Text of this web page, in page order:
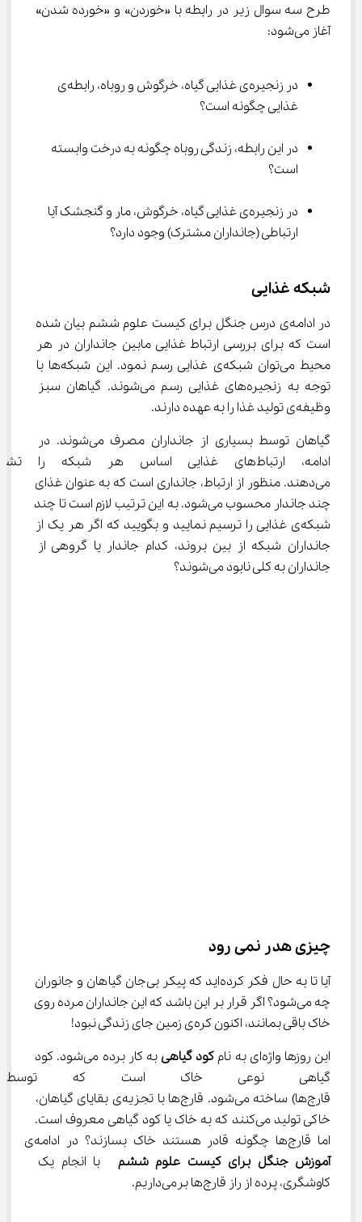
طرح سه سوال زیر در رابطه با «خوردن» و «خورده شدن»
آغاز می‌شود:
در زنجیره‌ی غذایی گیاه، خرگوش و روباه، رابطه‌ی
غذایی چگونه است؟
در این رابطه، زندگی روباه چگونه به درخت وابسته
است؟
در زنجیره‌ی غذایی گیاه، خرگوش، مار و گنجشک آیا
ارتباطی (جانداران مشترک) وجود دارد؟
شبکه غذایی
در ادامه‌ی درس جنگل برای کیست علوم ششم بیان شده
است که برای بررسی ارتباط غذایی مابین جانداران در هر
محیط می‌توان شبکه‌ی غذایی رسم نمود. این شبکه‌ها با
توجه به زنجیره‌های غذایی رسم می‌شوند. گیاهان سبز
وظیفه‌ی تولید غذا را به عهده دارند.
گیاهان توسط بسیاری از جانداران مصرف می‌شوند. در
ادامه، ارتباط‌های غذایی اساس هر
می‌دهند. منظور از ارتباط، جانداری است که به عنوان غذای
چند جاندار محسوب می‌شود. به این ترتیب لازم است تا چند
شبکه‌ی غذایی را ترسیم نمایید و بگویید که اگر هر یک از
جانداران شبکه از بین بروند، کدام جاندار یا گروهی از
جانداران به کلی نابود می‌شوند؟
چیزی هدر نمی رود
آیا تا به حال فکر کرده‌اید که پیکر بی‌جان گیاهان و جانوران
چه می‌شود؟ اگر قرار بر این باشد که این جانداران مرده روی
خاک باقی بمانند، اکنون کره‌ی زمین جای زندگی نبود!
این روزها واژه‌ای به نام
کود گیاهی
به کار برده می‌شود. کود
گیاهی نوعی خاک است که توسط
قارچ‌ها) ساخته می‌شود. قارچ‌ها با تجزیه‌ی بقایای گیاهان،
خاکی تولید می‌کنند که به خاک یا کود گیاهی معروف است.
اما قارچ‌ها چگونه قادر هستند خاک بسازند؟ ‎در ادامه‌ی
آموزش جنگل برای کیست علوم ششم با انجام یک
کاوشگری، پرده از راز قارچ‌ها برمی‌داریم.